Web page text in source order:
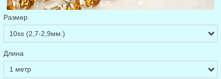
Размер
Длина